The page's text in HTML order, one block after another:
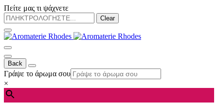
Πείτε μας τι ψάχνετε
Clear
Back
Γράψε το άρωμα σου
×